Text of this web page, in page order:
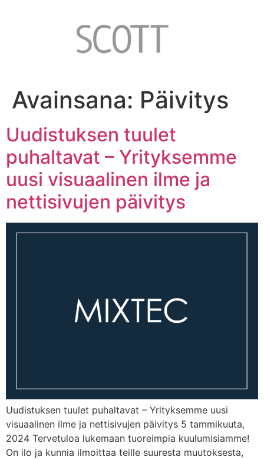
Avainsana: Päivitys
Uudistuksen tuulet
puhaltavat – Yrityksemme
uusi visuaalinen ilme ja
nettisivujen päivitys
Uudistuksen tuulet puhaltavat – Yrityksemme uusi
visuaalinen ilme ja nettisivujen päivitys 5 tammikuuta,
2024 Tervetuloa lukemaan tuoreimpia kuulumisiamme!
On ilo ja kunnia ilmoittaa teille suuresta muutoksesta,